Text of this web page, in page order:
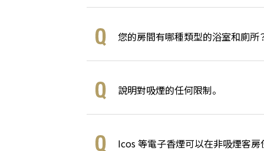
您的房間有哪種類型的浴室和廁所
說明對吸煙的任何限制。
Icos 等電子香煙可以在非吸煙客房